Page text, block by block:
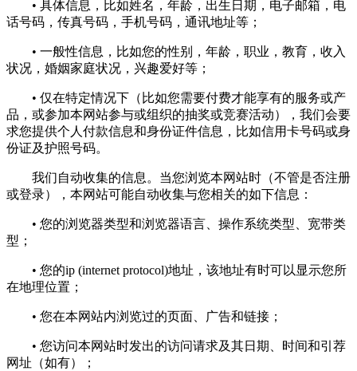
• 具体信息，比如姓名，年龄，出生日期，电子邮箱，电
话号码，传真号码，手机号码，通讯地址等；
• 一般性信息，比如您的性别，年龄，职业，教育，收入
状况，婚姻家庭状况，兴趣爱好等；
• 仅在特定情况下（比如您需要付费才能享有的服务或产
品，或参加本网站参与或组织的抽奖或竞赛活动），我们会要
求您提供个人付款信息和身份证件信息，比如信用卡号码或身
份证及护照号码。
我们自动收集的信息。当您浏览本网站时（不管是否注册
或登录），本网站可能自动收集与您相关的如下信息：
• 您的浏览器类型和浏览器语言、操作系统类型、宽带类
型；
• 您的ip (internet protocol)地址，该地址有时可以显示您所
在地理位置；
• 您在本网站内浏览过的页面、广告和链接；
• 您访问本网站时发出的访问请求及其日期、时间和引荐
网址（如有）；